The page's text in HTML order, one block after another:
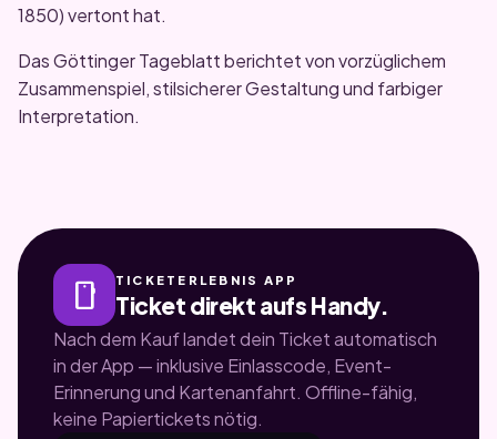
1850) vertont hat.
Das Göttinger Tageblatt berichtet von vorzüglichem
Zusammenspiel, stilsicherer Gestaltung und farbiger
Interpretation.
smartphone TICKETERLEBNIS APP
Ticket direkt aufs Handy.
Nach dem Kauf landet dein Ticket automatisch
in der App — inklusive Einlasscode, Event-
Erinnerung und Kartenanfahrt. Offline-fähig,
keine Papiertickets nötig.